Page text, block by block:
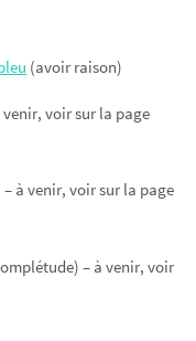
(avoir raison)
voir sur la page
à venir, voir sur la page
– à venir, voir